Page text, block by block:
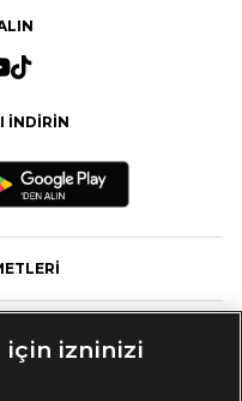
İNDİRİN
için izninizi